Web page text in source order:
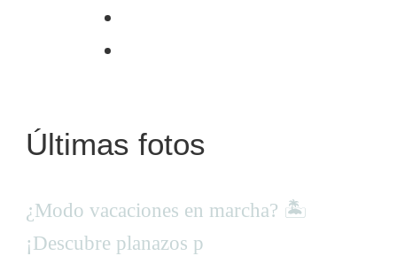
Últimas fotos
¿Modo vacaciones en marcha? 🏝
¡Descubre planazos p